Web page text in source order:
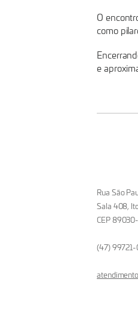
O
como
e
Rua São
Sala 408,
CEP
(47)